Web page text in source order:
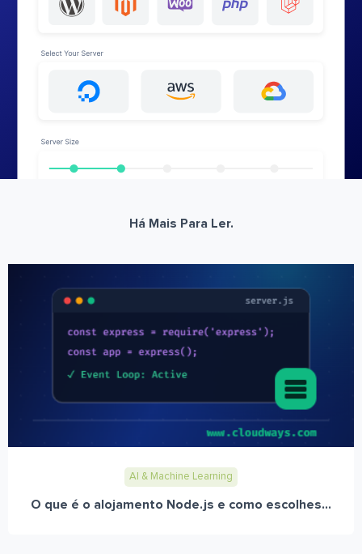
Há Mais Para Ler.
AI & Machine Learning
O que é o alojamento Node.js e como escolhes...